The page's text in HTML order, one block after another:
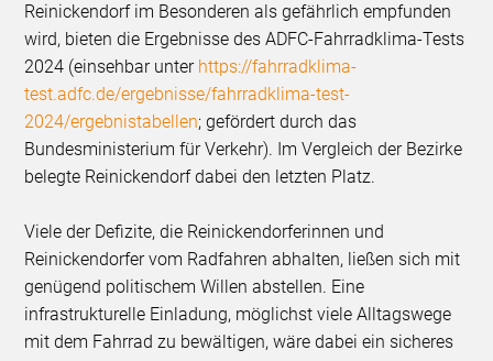
Reinickendorf im Besonderen als gefährlich empfunden
wird, bieten die Ergebnisse des ADFC-Fahrradklima-Tests
2024 (einsehbar unter https://fahrradklima-
test.adfc.de/ergebnisse/fahrradklima-test-
2024/ergebnistabellen; gefördert durch das
Bundesministerium für Verkehr). Im Vergleich der Bezirke
belegte Reinickendorf dabei den letzten Platz.
Viele der Defizite, die Reinickendorferinnen und
Reinickendorfer vom Radfahren abhalten, ließen sich mit
genügend politischem Willen abstellen. Eine
infrastrukturelle Einladung, möglichst viele Alltagswege
mit dem Fahrrad zu bewältigen, wäre dabei ein sicheres